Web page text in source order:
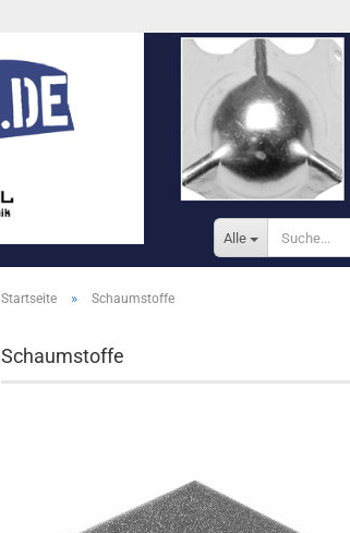
Alle
Startseite » Schaumstoffe
Schaumstoffe